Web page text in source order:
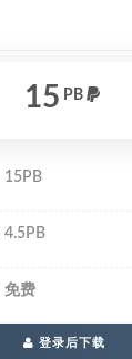
15 PB
15PB
4.5PB
免费
登录后下载